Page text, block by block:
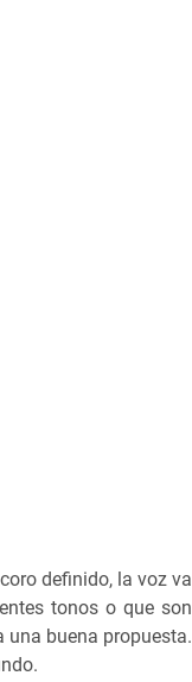
definido, la voz va
tonos o que son
una buena propuesta.